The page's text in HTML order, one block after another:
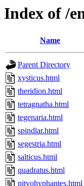
Index of /
Name
Parent Directory
xysticus.html
theridion.html
tetragnatha.html
tegenaria.html
spindlar.html
segestria.html
salticus.html
quadratus.html
pityohyphantes.html